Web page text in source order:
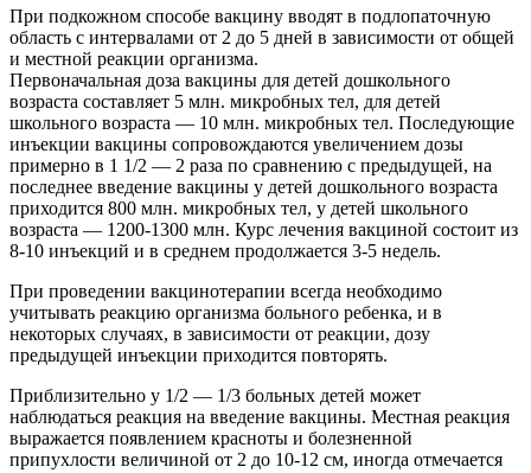
При подкожном способе вакцину вводят в подлопаточную
область с интервалами от 2 до 5 дней в зависимости от общей
и местной реакции организма.
Первоначальная доза вакцины для детей дошкольного
возраста составляет 5 млн. микробных тел, для детей
школьного возраста — 10 млн. микробных тел. Последующие
инъекции вакцины сопровождаются увеличением дозы
примерно в 1 1/2 — 2 раза по сравнению с предыдущей, на
последнее введение вакцины у детей дошкольного возраста
приходится 800 млн. микробных тел, у детей школьного
возраста — 1200-1300 млн. Курс лечения вакциной состоит из
8-10 инъекций и в среднем продолжается 3-5 недель.
При проведении вакцинотерапии всегда необходимо
учитывать реакцию организма больного ребенка, и в
некоторых случаях, в зависимости от реакции, дозу
предыдущей инъекции приходится повторять.
Приблизительно у 1/2 — 1/3 больных детей может
наблюдаться реакция на введение вакцины. Местная реакция
выражается появлением красноты и болезненной
припухлости величиной от 2 до 10-12 см, иногда отмечается